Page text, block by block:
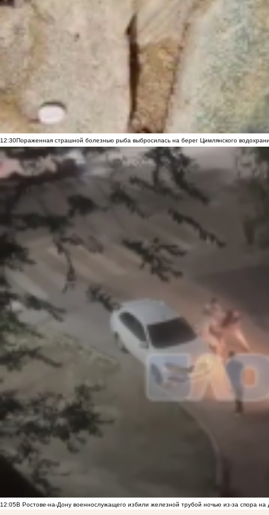
12:30Пораженная страшной болезнью рыба выбросилась на берег Цимлянского
12:05В Ростове-на-Дону военнослужащего избили железной трубой ночью из-за спора на